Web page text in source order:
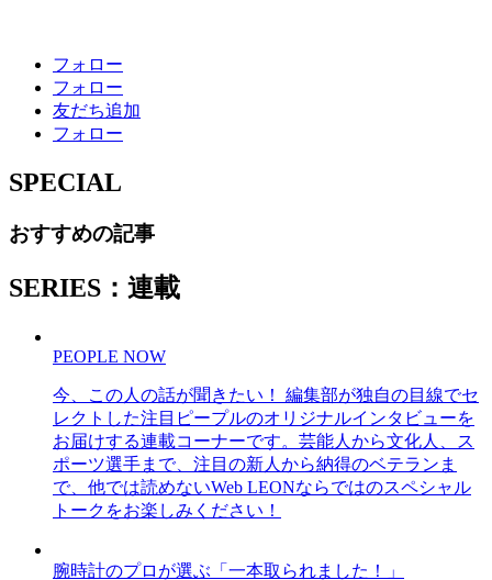
フォロー
フォロー
友だち追加
フォロー
SPECIAL
おすすめの記事
SERIES：連載
PEOPLE NOW
今、この人の話が聞きたい！ 編集部が独自の目線でセ
レクトした注目ピープルのオリジナルインタビューを
お届けする連載コーナーです。芸能人から文化人、ス
ポーツ選手まで、注目の新人から納得のベテランま
で、他では読めないWeb LEONならではのスペシャル
トークをお楽しみください！
腕時計のプロが選ぶ「一本取られました！」